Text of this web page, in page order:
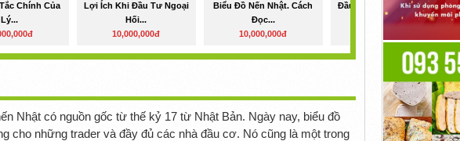
Chính Của
Lý...
Lợi Ích Khi Đầu Tư Ngoại
Hối...
10,000,000đ
Biểu Đồ Nến Nhật. Cách
Đọc...
10,000,000đ
Đầu Tư Forex Ở Việt Nam
Thị...
Nhật có nguồn gốc từ thế kỷ 17 từ Nhật Bản. Ngày nay, biểu đồ
cho những trader và đầy đủ các nhà đầu cơ. Nó cũng là một trong